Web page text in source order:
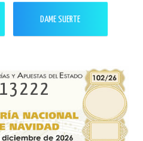
DAME SUERTE
13222